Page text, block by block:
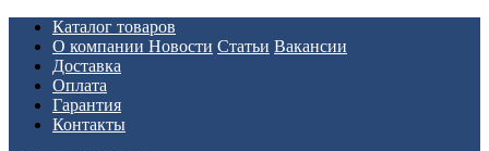
Каталог товаров
О компании Новости Статьи Вакансии
Доставка
Оплата
Гарантия
Контакты